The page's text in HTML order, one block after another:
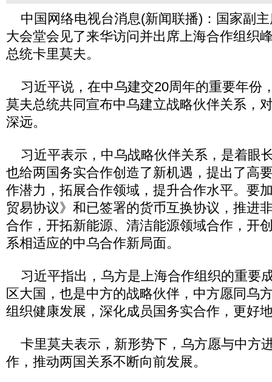
中国网络电视台消息(新闻联播)：国家副
大会堂会见了来华访问并出席上海合作组织
总统卡里莫夫。
习近平说，在中乌建交20周年的重要年份
莫夫总统共同宣布中乌建立战略伙伴关系，
深远。
习近平表示，中乌战略伙伴关系，是着眼
也给两国务实合作创造了新机遇，提出了高
作潜力，拓展合作领域，提升合作水平。要
贸易协议》和已签署的货币互换协议，推进
合作，开拓新能源、清洁能源领域合作，开
系相适应的中乌合作新局面。
习近平指出，乌方是上海合作组织的重要
区大国，也是中方的战略伙伴，中方愿同乌
组织健康发展，深化成员国务实合作，更好
卡里莫夫表示，新形势下，乌方愿与中方
作，推动两国关系不断向前发展。